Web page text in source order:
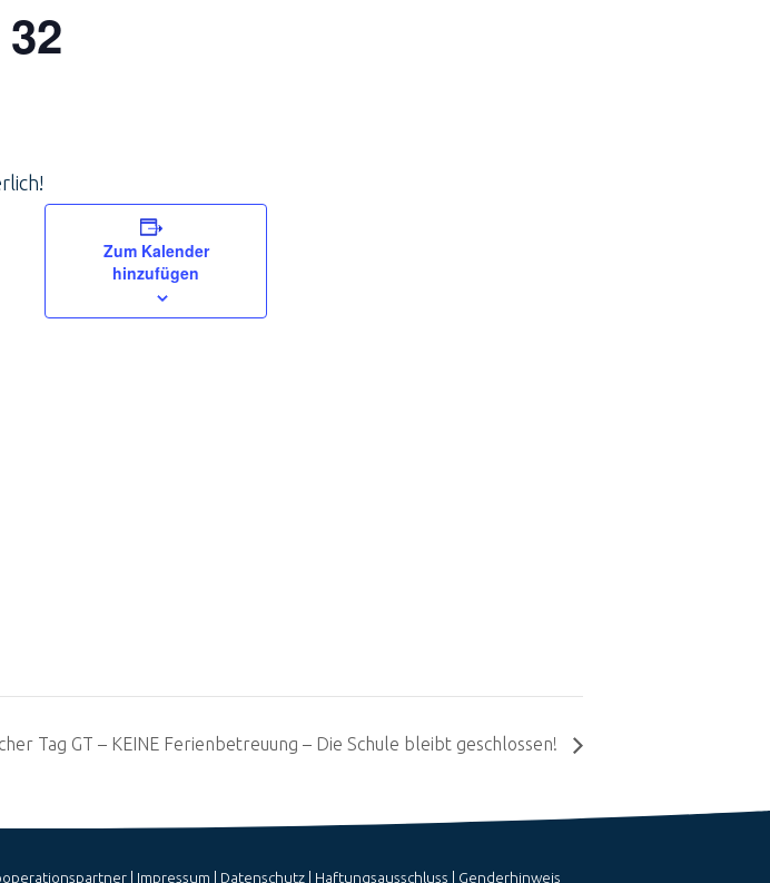
Zum Kalender
hinzufügen
Tag GT – KEINE Ferienbetreuung – Die Schule bleibt geschlossen!
| Impressum Datenschutz| Haftungsausschluss Genderhinweis